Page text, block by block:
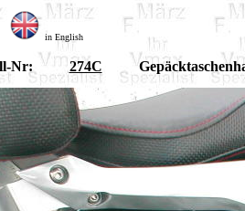
in English
Nr: 274C